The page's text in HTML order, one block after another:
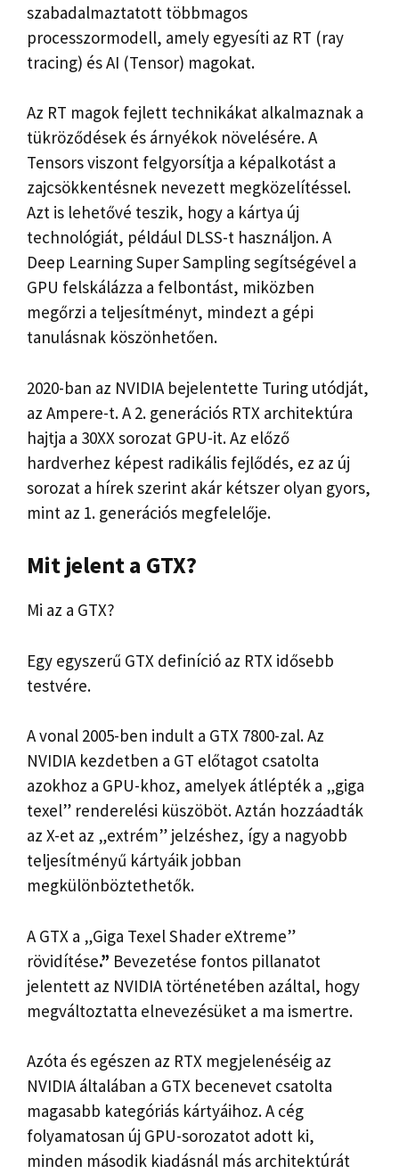
szabadalmaztatott többmagos
processzormodell, amely egyesíti az RT (ray
tracing) és AI (Tensor) magokat.
Az RT magok fejlett technikákat alkalmaznak a
tükröződések és árnyékok növelésére. A
Tensors viszont felgyorsítja a képalkotást a
zajcsökkentésnek nevezett megközelítéssel.
Azt is lehetővé teszik, hogy a kártya új
technológiát, például DLSS-t használjon. A
Deep Learning Super Sampling segítségével a
GPU felskálázza a felbontást, miközben
megőrzi a teljesítményt, mindezt a gépi
tanulásnak köszönhetően.
2020-ban az NVIDIA bejelentette Turing utódját,
az Ampere-t. A 2. generációs RTX architektúra
hajtja a 30XX sorozat GPU-it. Az előző
hardverhez képest radikális fejlődés, ez az új
sorozat a hírek szerint akár kétszer olyan gyors,
mint az 1. generációs megfelelője.
Mit jelent a GTX?
Mi az a GTX?
Egy egyszerű GTX definíció az RTX idősebb
testvére.
A vonal 2005-ben indult a GTX 7800-zal. Az
NVIDIA kezdetben a GT előtagot csatolta
azokhoz a GPU-khoz, amelyek átlépték a „giga
texel” renderelési küszöböt. Aztán hozzáadták
az X-et az „extrém” jelzéshez, így a nagyobb
teljesítményű kártyáik jobban
megkülönböztethetők.
A GTX a „Giga Texel Shader eXtreme”
rövidítése.” Bevezetése fontos pillanatot
jelentett az NVIDIA történetében azáltal, hogy
megváltoztatta elnevezésüket a ma ismertre.
Azóta és egészen az RTX megjelenéséig az
NVIDIA általában a GTX becenevet csatolta
magasabb kategóriás kártyáihoz. A cég
folyamatosan új GPU-sorozatot adott ki,
minden második kiadásnál más architektúrát